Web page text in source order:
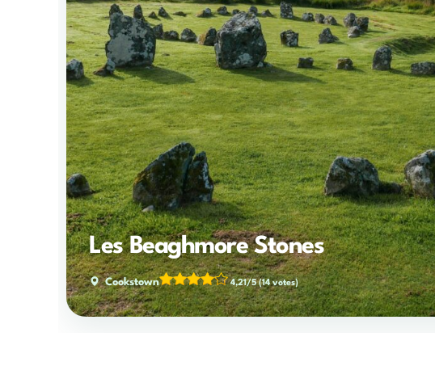
Les Beaghmore Stones
Cookstown 4,21/5(14 votes)